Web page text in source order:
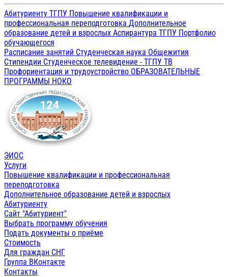
Абитуриенту ТГПУ Повышение квалификации и
профессиональная переподготовка Дополнительное
образование детей и взрослых Аспирантура ТГПУ Портфолио
обучающегося
Расписание занятий Студенческая наука Общежития
Стипендии Студенческое телевидение - ТГПУ ТВ
Профориентация и трудоустройство ОБРАЗОВАТЕЛЬНЫЕ
ПРОГРАММЫ НОКО
ЭИОС
Услуги
Повышение квалификации и профессиональная
переподготовка
Дополнительное образование детей и взрослых
Абитуриенту
Сайт "Абитуриент"
Выбрать программу обучения
Подать документы о приёме
Стоимость
Для граждан СНГ
Группа ВКонтакте
Контакты